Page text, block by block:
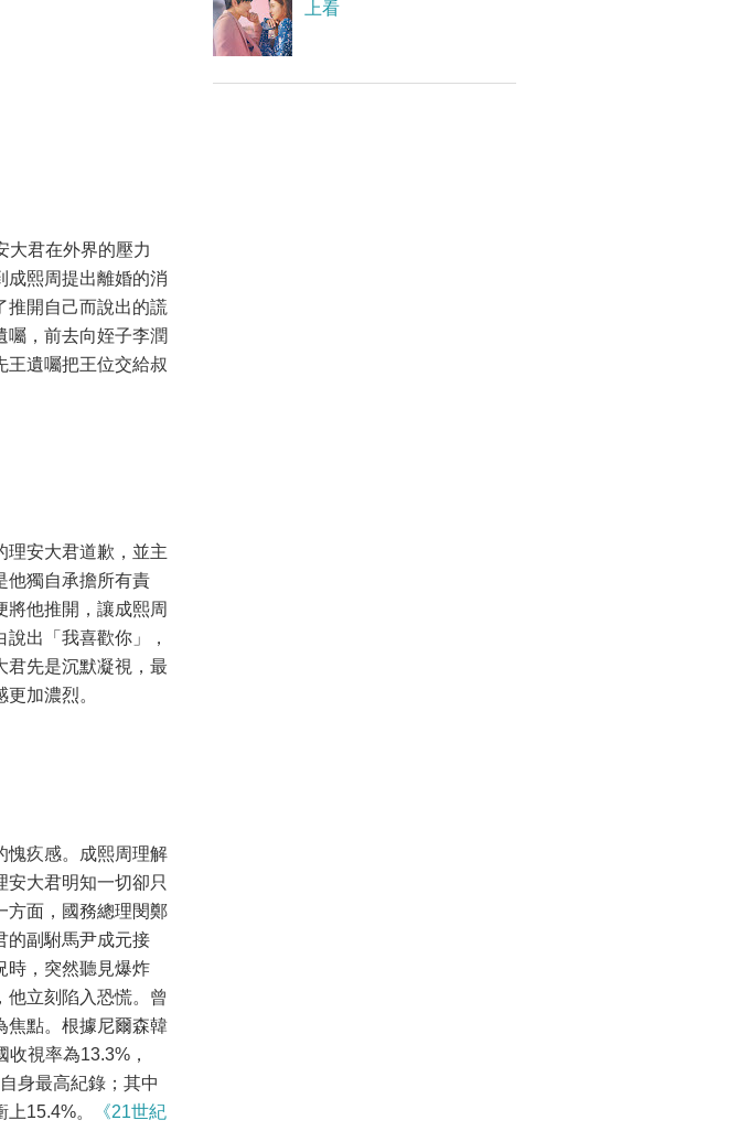
大君在外界的壓力
成熙周提出離婚的消
推開自己而說出的謊
囑，前去向姪子李潤
王遺囑把王位交給叔
理安大君道歉，並主
他獨自承擔所有責
他推開，讓成熙周
出「我喜歡你」，
君先是沉默凝視，最
加濃烈。
愧疚感。成熙周理解
大君明知一切卻只
方面，國務總理閔鄭
的副駙馬尹成元接
時，突然聽見爆炸
他立刻陷入恐慌。曾
焦點。根據尼爾森韓
視率為13.3%，
身最高紀錄；其中
15.4%。
《21世紀
上看